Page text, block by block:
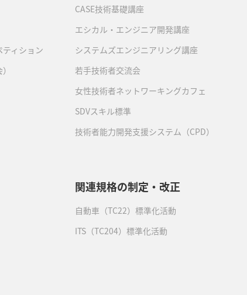
ィション
CASE技術基礎講座
エシカル・エンジニア開発講座
システムズエンジニアリング講座
若手技術者交流会
女性技術者ネットワーキングカフェ
SDVスキル標準
技術者能力開発支援システム（CPD）
関連規格の制定・改正
自動車（TC22）標準化活動
ITS（TC204）標準化活動